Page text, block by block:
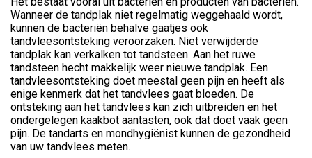
Wanneer de tandplak niet regelmatig weggehaald wordt,
kunnen de bacteriën behalve gaatjes ook
tandvleesontsteking veroorzaken. Niet verwijderde
tandplak kan verkalken tot tandsteen. Aan het ruwe
tandsteen hecht makkelijk weer nieuwe tandplak. Een
tandvleesontsteking doet meestal geen pijn en heeft als
enige kenmerk dat het tandvlees gaat bloeden. De
ontsteking aan het tandvlees kan zich uitbreiden en het
ondergelegen kaakbot aantasten, ook dat doet vaak geen
pijn. De tandarts en mondhygiënist kunnen de gezondheid
van uw tandvlees meten.